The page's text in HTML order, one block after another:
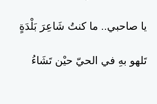
يا صاحبي.. ما كنتُ شَاعِرَ بَلْدَةٍ
تَلهو بهِ في الحيّ حيْن تَشَاءُ